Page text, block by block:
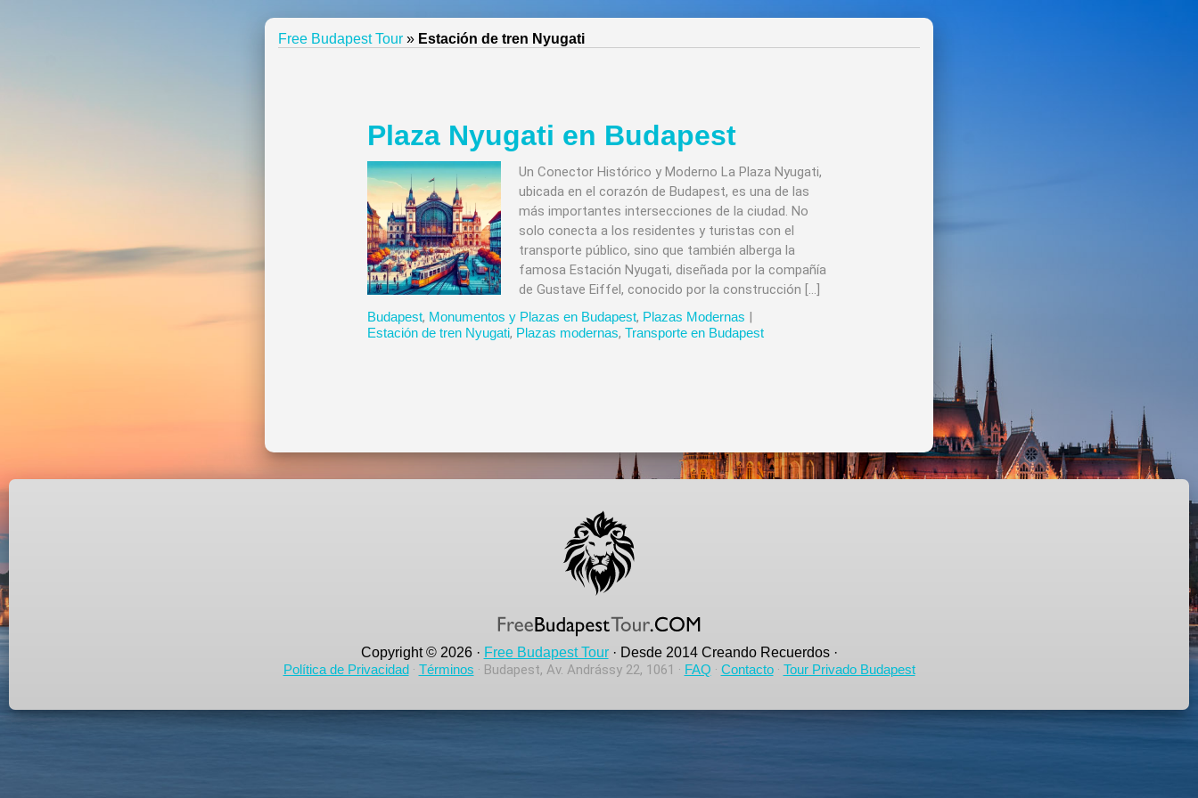
Free Budapest Tour » Estación de tren Nyugati
Plaza Nyugati en Budapest
Un Conector Histórico y Moderno La Plaza Nyugati,
ubicada en el corazón de Budapest, es una de las
más importantes intersecciones de la ciudad. No
solo conecta a los residentes y turistas con el
transporte público, sino que también alberga la
famosa Estación Nyugati, diseñada por la compañía
de Gustave Eiffel, conocido por la construcción […]
Budapest, Monumentos y Plazas en Budapest, Plazas Modernas |
Estación de tren Nyugati, Plazas modernas, Transporte en Budapest
Copyright © 2026 · Free Budapest Tour· Desde 2014 Creando Recuerdos ·
Política de Privacidad· Términos · Budapest, Av. Andrássy 22, 1061 · FAQ · Contacto· Tour Privado Budapest